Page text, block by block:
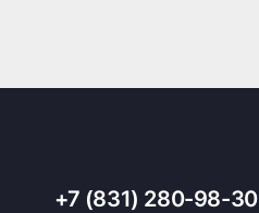
+7 (831) 280-98-30